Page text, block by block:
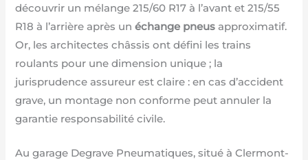
découvrir un mélange 215/60 R17 à l’avant et 215/55
R18 à l’arrière après unéchange pneus approximatif.
Or, les architectes châssis ont défini les trains
roulants pour une dimension unique ; la
jurisprudence assureur est claire : en cas d’accident
grave, un montage non conforme peut annuler la
garantie responsabilité civile.
Au garage Degrave Pneumatiques, situé à Clermont-